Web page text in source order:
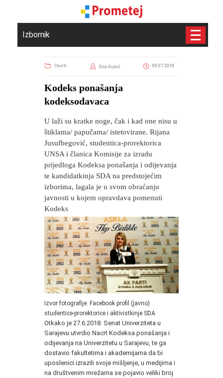
Izbornik
Osvrti Ena Kukić 09.07.2018
Kodeks ponašanja
kodeksodavaca
U laži su kratke noge, čak i kad one nisu u
štiklama/ papučama/ istetovirane. Rijana
Jusufbegović, studentica-prorektorica
UNSA i članica Komisije za izradu
prijedloga Kodeksa ponašanja i odijevanja
te kandidatkinja SDA na predstojećim
izborima, lagala je u svom obraćanju
javnosti u kojem opravdava pomenuti
Kodeks
Izvor fotografije: Facebook profil (javno)
studentice-prorektorice i aktivistkinje SDA
Otkako je 27.6.2018. Senat Univerziteta u
Sarajevu utvrdio Nacrt Kodeksa ponašanja i
odijevanja na Univerzitetu u Sarajevu, te ga
dostavio fakultetima i akademijama da bi
uposlenici izrazili svoje mišljenje, u medijima i
na društvenim mrežama se pojavio veliki broj